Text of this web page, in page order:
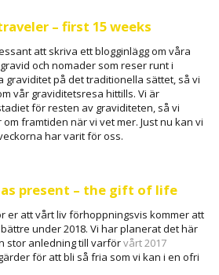
– first 15 weeks
att skriva ett blogginlägg om våra
och nomader som reser runt i
graviditet på det traditionella sättet, så vi
vår graviditetsresa hittills. Vi är
för resten av graviditeten, så vi
framtiden när vi vet mer. Just nu kan vi
har varit för oss.
present – the gift of life
er att vårt liv förhoppningsvis kommer att
under 2018. Vi har planerat det här
stor anledning till varförvårt 2017
för att bli så fria som vi kan i en ofri